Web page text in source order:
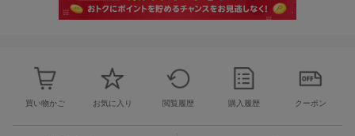
買い物かご お気に入り 閲覧履歴 購入履歴 クーポン